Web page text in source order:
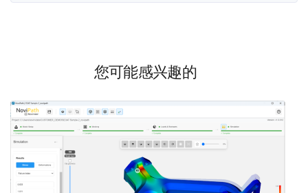
您可能感兴趣的